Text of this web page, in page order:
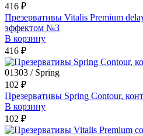
416 ₽
Презервативы Vitalis Premium
эффектом №3
В корзину
416 ₽
01303 / Spring
102 ₽
Презервативы Spring Contour,
В корзину
102 ₽